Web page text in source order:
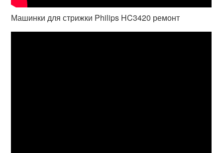
Машинки для стрижки Philips HC3420 ремонт